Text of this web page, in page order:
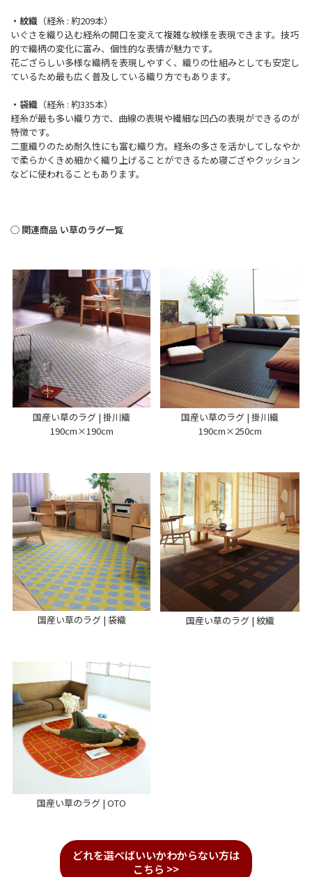
・紋織 （経糸 : 約209本）
いぐさを織り込む経糸の開口を変えて複雑な紋様を表現できます。技巧
的で織柄の変化に富み、個性的な表情が魅力です。
花ござらしい多様な織柄を表現しやすく、織りの仕組みとしても安定し
ているため最も広く普及している織り方でもあります。
・袋織 （経糸 : 約335本）
経糸が最も多い織り方で、曲線の表現や繊細な凹凸の表現ができるのが
特徴です。
二重織りのため耐久性にも富む織り方。経糸の多さを活かしてしなやか
で柔らかくきめ細かく織り上げることができるため寝ござやクッション
などに使われることもあります。
◯ 関連商品 い草のラグ一覧
国産い草のラグ | 掛川織
190cm×190cm
国産い草のラグ | 掛川織
190cm×250cm
国産い草のラグ | 袋織 国産い草のラグ | 紋織
国産い草のラグ | OTO
どれを選べばいいかわからない方は
こちら >>